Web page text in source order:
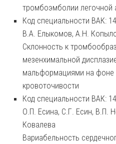
тромбоэмболии легочной
Код специальности ВАК:
В.А. Елыкомов, А.Н.
Склонность к
мезенхимальной
мальформациями на фоне
кровоточивости
Код специальности ВАК:
О.П. Есина, С.Г. Есин, В.П.
Ковалева
Вариабельность